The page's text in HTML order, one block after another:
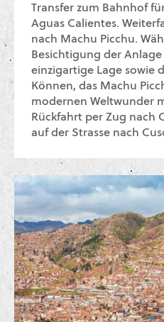
Transfer zum Bahnhof
Aguas Calientes.
nach Machu Picchu.
Besichtigung der
einzigartige Lage sowie
Können, das Machu
modernen Weltwunder
Rückfahrt per Zug nach
auf der Strasse nach